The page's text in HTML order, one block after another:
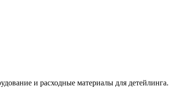
и расходные материалы для детейлинга.